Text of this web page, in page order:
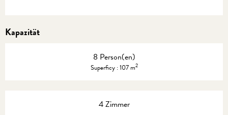
Kapazität
8 Person(en)
Superficy : 107 m2
4 Zimmer